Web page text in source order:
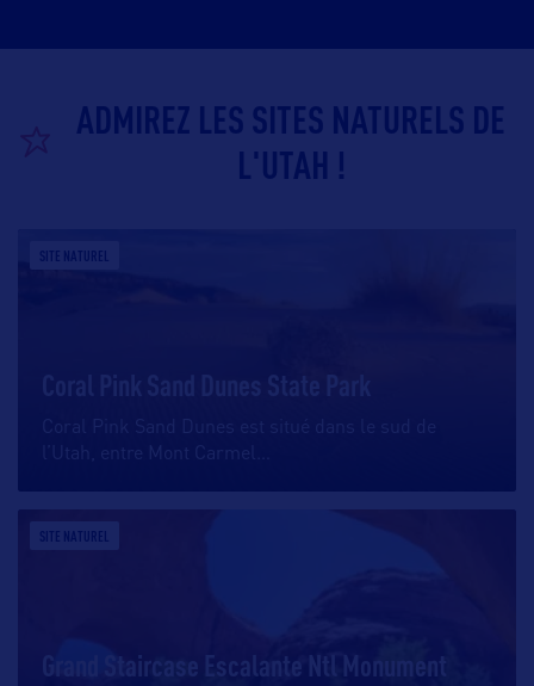
ADMIREZ LES SITES NATURELS DE
L'UTAH !
SITE NATUREL
Coral Pink Sand Dunes State Park
l’Utah, entre Mont Carmel
SITE NATUREL
Grand Staircase Escalante Ntl Monument